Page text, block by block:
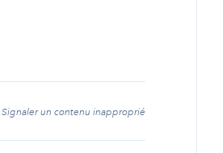
Signaler un contenu inapproprié